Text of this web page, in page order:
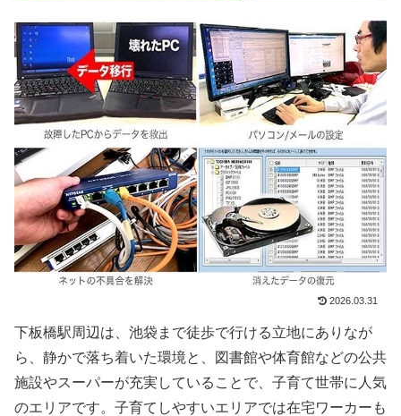
2026.03.31
下板橋駅周辺は、池袋まで徒歩で行ける立地にありなが
ら、静かで落ち着いた環境と、図書館や体育館などの公共
施設やスーパーが充実していることで、子育て世帯に人気
のエリアです。子育てしやすいエリアでは在宅ワーカーも